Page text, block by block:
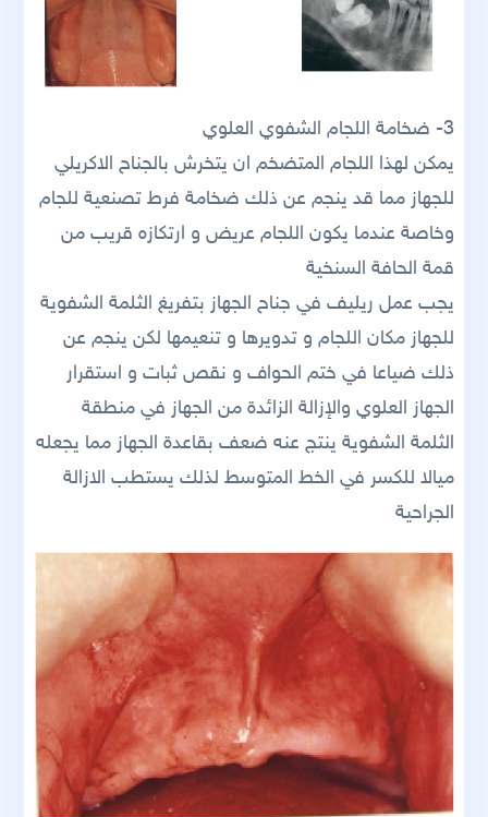
3- ضخامة اللجام الشفوي العلوي
يمكن لهذا اللجام المتضخم ان يتخرش بالجناح الاكريلي
للجهاز مما قد ينجم عن ذلك ضخامة فرط تصنعية للجام
وخاصة عندما يكون اللجام عريض و ارتكازه قريب من
قمة الحافة السنخية
يجب عمل ريليف في جناح الجهاز بتفريغ الثلمة الشفوية
للجهاز مكان اللجام و تدويرها و تنعيمها لكن ينجم عن
ذلك ضياعا في ختم الحواف و نقص ثبات و استقرار
الجهاز العلوي والإزالة الزائدة من الجهاز في منطقة
الثلمة الشفوية ينتج عنه ضعف بقاعدة الجهاز مما يجعله
ميالا للكسر في الخط المتوسط لذلك يستطب الازالة
الجراحية